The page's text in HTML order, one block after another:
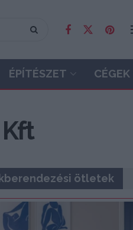
ÉPÍTÉSZET CÉGEK
ötletek